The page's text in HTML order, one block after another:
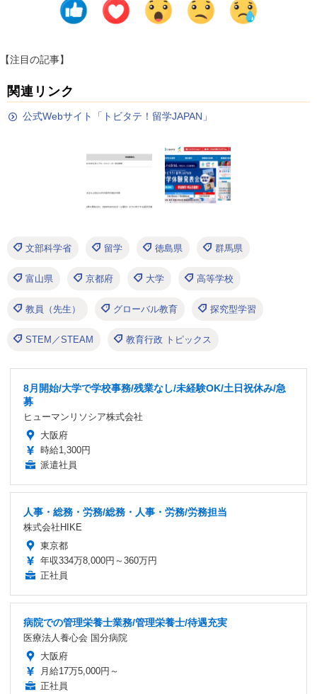
【注目の記事】
関連リンク
公式Webサイト「トビタテ！留学JAPAN」
文部科学省 留学 徳島県 群馬県
富山県 京都府 大学 高等学校
教員（先生） グローバル教育 探究型学習
STEM／STEAM 教育行政 トピックス
8月開始/大学で学校事務/残業なし/未経験OK/土日祝休み/急
募
ヒューマンリソシア株式会社
大阪府
時給1,300円
派遣社員
人事・総務・労務/総務・人事・労務/労務担当
株式会社HIKE
東京都
年収334万8,000円～360万円
正社員
病院での管理栄養士業務/管理栄養士/待遇充実
医療法人養心会 国分病院
大阪府
月給17万5,000円～
正社員